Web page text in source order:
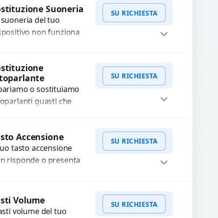
Suoneria
suoneria del tuo
non funziona
con interventi
e componenti...
SU RICHIESTA
Preventivo WhatsApp
o sostituiamo
guasti che
ricambi di alta
garantiti per 3...
SU RICHIESTA
WhatsApp
Accensione
tasto accensione
risponde o presenta
o sostituzione
componenti
SU RICHIESTA
WhatsApp
Volume
volume del tuo
SU RICHIESTA